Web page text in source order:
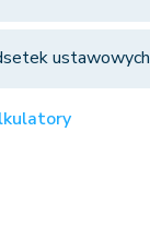
ustawowych